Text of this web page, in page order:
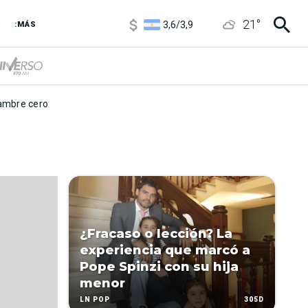
:MÁS
3,6/3,9
21 °
cero
¿Fracaso o lección? La
experiencia que marcó a
Pope Spinzi con su hija
menor
LN POP 305D